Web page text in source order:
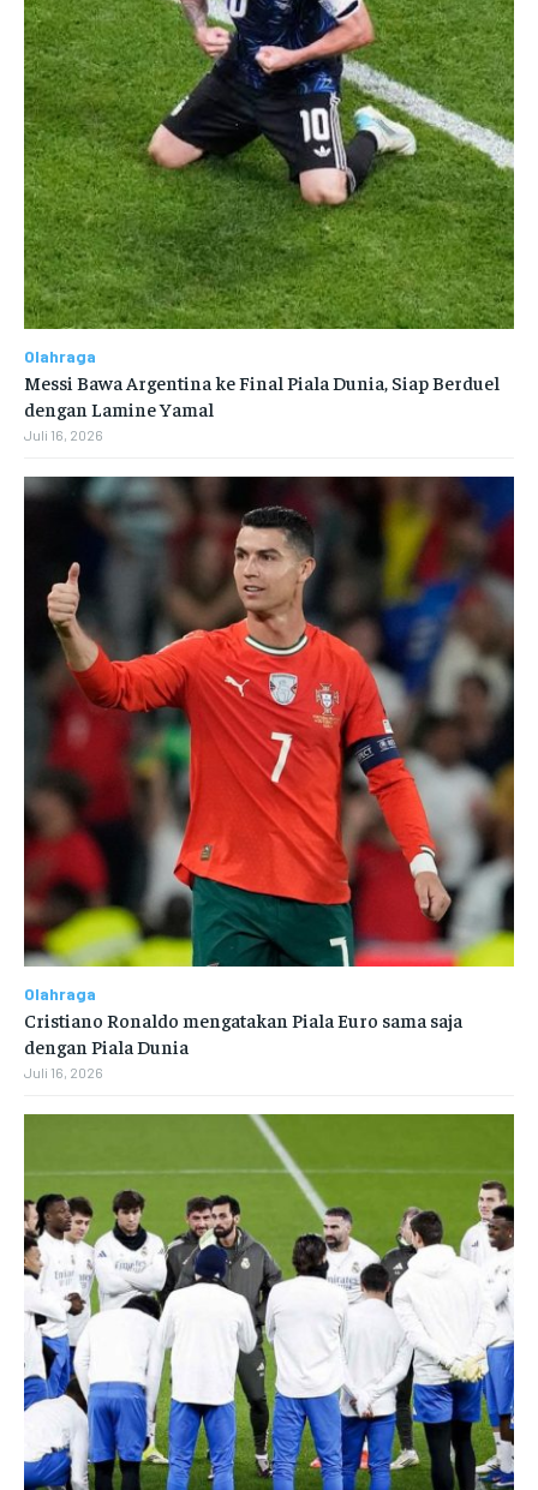
Olahraga
Messi Bawa Argentina ke Final Piala Dunia, Siap Berduel
dengan Lamine Yamal
Juli 16, 2026
Olahraga
Cristiano Ronaldo mengatakan Piala Euro sama saja
dengan Piala Dunia
Juli 16, 2026